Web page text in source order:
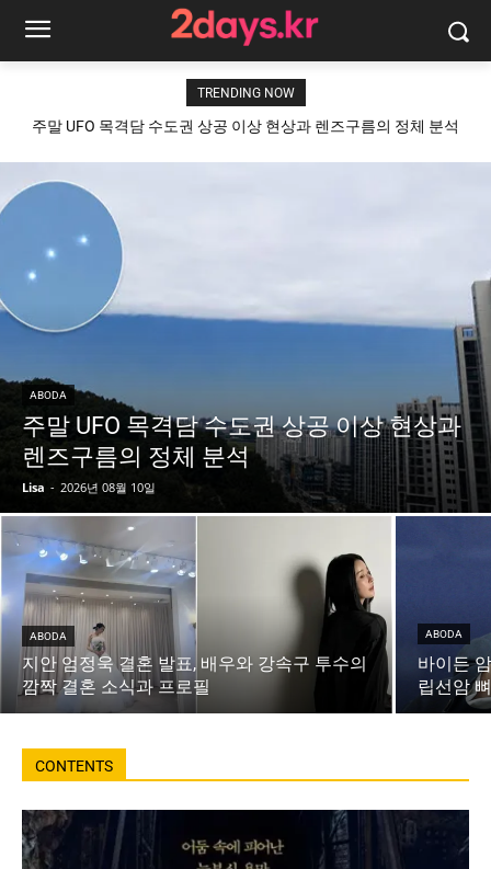
TRENDING NOW
주말 UFO 목격담 수도권 상공 이상 현상과 렌즈구름의 정체 분석
ABODA
주말 UFO 목격담 수도권 상공 이상 현상과
렌즈구름의 정체 분석
Lisa - 2026년 08월 10일
ABODA
지안 엄정욱 결혼 발표, 배우와 강속구 투수의
깜짝 결혼 소식과 프로필
ABODA
바이든
립선암
CONTENTS